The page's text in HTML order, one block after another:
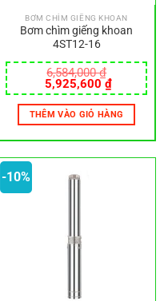
BƠM CHÌM GIẾNG KHOAN
Bơm chìm giếng khoan
4ST12-16
6,584,000₫
Giá
gốc
là:
6,584,000 ₫.
5,925,600 ₫Giá
hiện
tại
là:
THÊM VÀO GIỎ HÀNG
-10%